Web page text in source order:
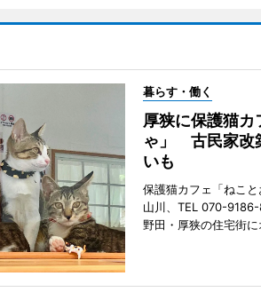
暮らす・働く
厚狭に保護猫カ
ゃ」 古民家改
いも
保護猫カフェ「ねこ
山川、TEL 070-
野田・厚狭の住宅街に